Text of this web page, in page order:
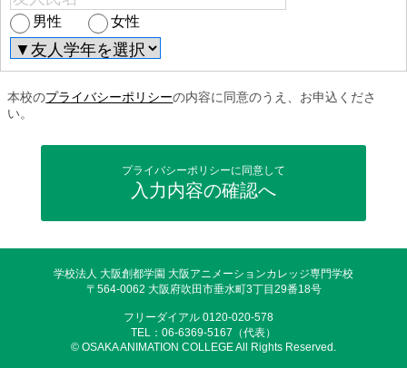
男性 女性
本校のプライバシーポリシーの内容に同意のうえ、お申込くださ
い。
プライバシーポリシーに同意して
入力内容の確認へ
学校法人 大阪創都学園 大阪アニメーションカレッジ専門学校
〒564-0062 大阪府吹田市垂水町3丁目29番18号
フリーダイアル 0120-020-578
TEL：06-6369-5167（代表）
© OSAKA ANIMATION COLLEGE All Rights Reserved.